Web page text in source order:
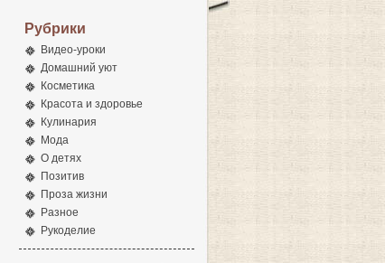
Рубрики
Видео-уроки
Домашний уют
Косметика
Красота и здоровье
Кулинария
Мода
О детях
Позитив
Проза жизни
Разное
Рукоделие